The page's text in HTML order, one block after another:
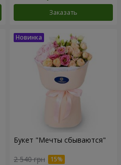
Заказать
Букет "Мечты сбываются"
2 540 грн